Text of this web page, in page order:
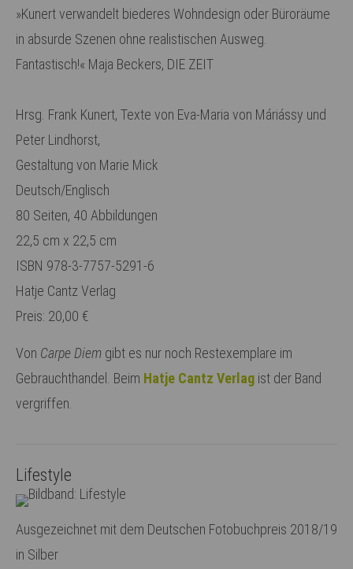
About us
Lorem ipsum dolor sit amet, consectetuer
adipiscing elit.
Cum sociis natoque penatibus et magnis dis
parturient montes, nascetur ridiculus mus. Donec
quam felis, ultricies nec.
»Kunert verwandelt biederes Wohndesign oder Büroräume
in absurde Szenen ohne realistischen Ausweg.
Fantastisch!« Maja Beckers, DIE ZEIT
Hrsg. Frank Kunert, Texte von Eva-Maria von Máriássy und
Peter Lindhorst,
Gestaltung von Marie Mick
Deutsch/Englisch
80 Seiten, 40 Abbildungen
22,5 cm x 22,5 cm
ISBN 978-3-7757-5291-6
Hatje Cantz Verlag
Preis: 20,00 €
Von Carpe Diem gibt es nur noch Restexemplare im
Gebrauchthandel. Beim Hatje Cantz Verlag ist der Band
vergriffen.
Lifestyle
Ausgezeichnet mit dem Deutschen Fotobuchpreis 2018/19
in Silber